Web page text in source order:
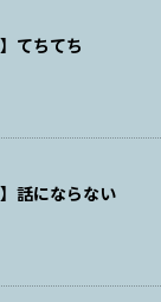
てちてち
】話にならない